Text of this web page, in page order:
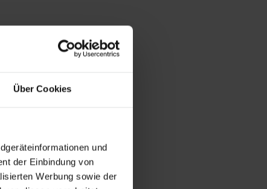
Über Cookies
und
der Einbindung von
Werbung sowie der